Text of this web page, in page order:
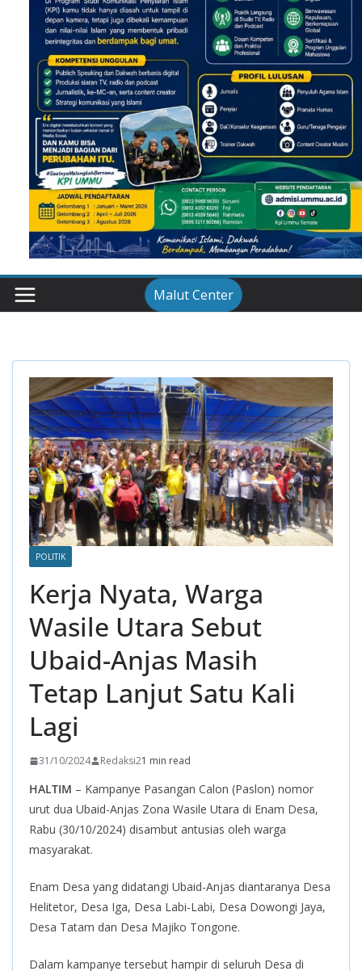
Malut Center
POLITIK
Kerja Nyata, Warga
Wasile Utara Sebut
Ubaid-Anjas Masih
Tetap Lanjut Satu Kali
Lagi
31/10/2024 Redaksi21 min read
HALTIM – Kampanye Pasangan Calon (Paslon) nomor
urut dua Ubaid-Anjas Zona Wasile Utara di Enam Desa,
Rabu (30/10/2024) disambut antusias oleh warga
masyarakat.
Enam Desa yang didatangi Ubaid-Anjas diantaranya Desa
Helitetor, Desa Iga, Desa Labi-Labi, Desa Dowongi Jaya,
Desa Tatam dan Desa Majiko Tongone.
Dalam kampanye tersebut hampir di seluruh Desa di